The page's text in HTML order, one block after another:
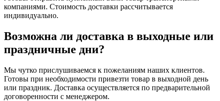
компаниями. Стоимость доставки рассчитывается
индивидуально.
Возможна ли доставка в выходные или
праздничные дни?
Мы чутко прислушиваемся к пожеланиям наших клиентов.
Готовы при необходимости привезти товар в выходной день
или праздник. Доставка осуществляется по предварительной
договоренности с менеджером.